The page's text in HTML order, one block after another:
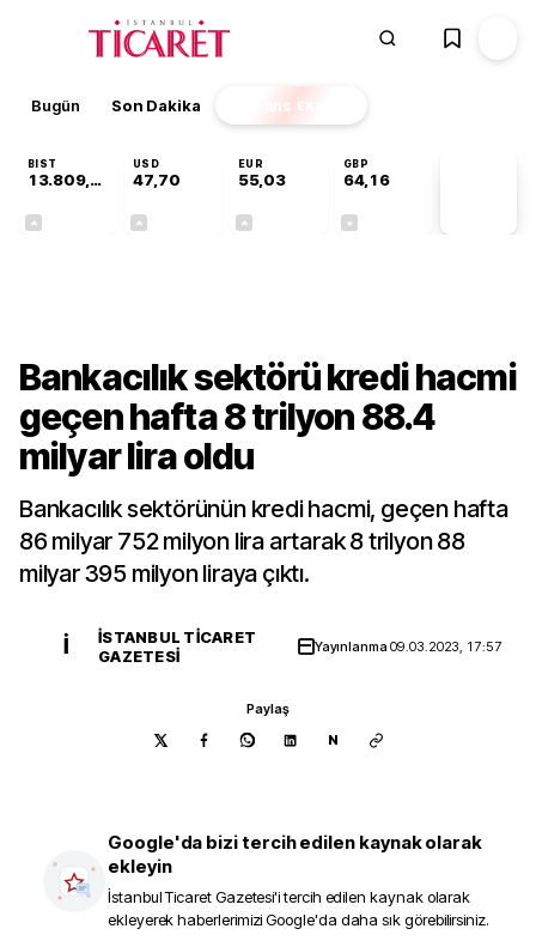
Bugün Son Dakika Finans EKSTRA
BIST
13.809,07
USD
47,70
EUR
55,03
GBP
64,16
Bankacılık sektörü kredi hacmi
geçen hafta 8 trilyon 88.4
milyar lira oldu
Bankacılık sektörünün kredi hacmi, geçen hafta
86 milyar 752 milyon lira artarak 8 trilyon 88
milyar 395 milyon liraya çıktı.
İ
İSTANBUL TICARET
GAZETESI
Yayınlanma09.03.2023, 17:57
Paylaş
N
Google'da bizi tercih edilen kaynak olarak
ekleyin
İstanbul Ticaret Gazetesi'i tercih edilen kaynak olarak
ekleyerek haberlerimizi Google'da daha sık görebilirsiniz.